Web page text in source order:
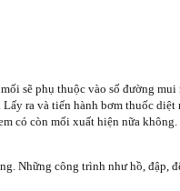
sẽ phụ thuộc vào số đường
ra và tiến hành bơm thuốc
có còn mối xuất hiện nữa
Những công trình như hồ, đập,